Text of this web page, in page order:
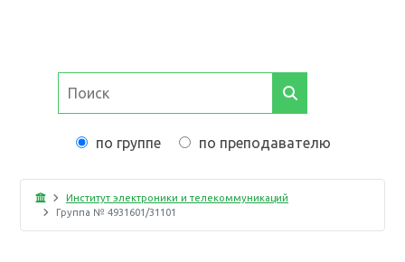
по группе по преподавателю
Институт электроники и телекоммуникаций
Группа № 4931601/31101